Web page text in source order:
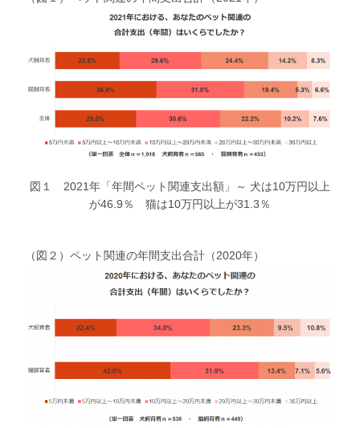
図１ 2021年「年間ペット関連支出額」～ 犬は10万円以上
が46.9％ 猫は10万円以上が31.3％
（図２）ペット関連の年間支出合計（2020年）